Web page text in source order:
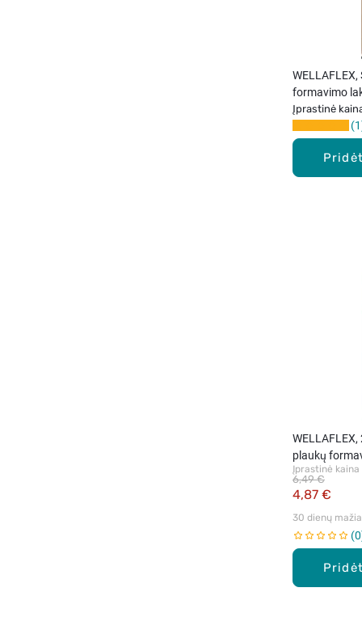
WELLAFLEX,
formavimo
Įprastinė
1
WELLAFLEX,
plaukų
Įprastinė kaina
4,87 €
6,49 €
30 dienų
0